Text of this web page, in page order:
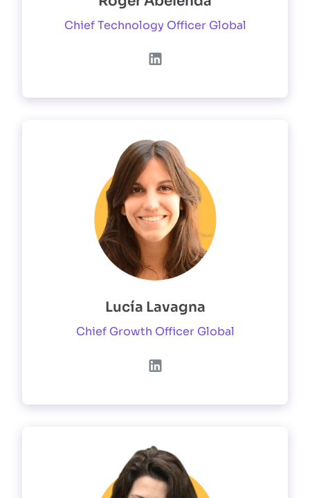
Lucía Lavagna
Chief Growth Officer Global
Chief Technology Officer Global